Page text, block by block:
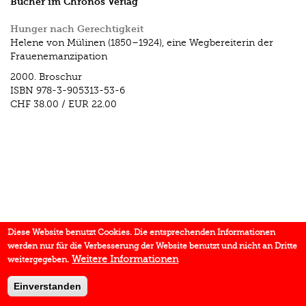
Hunger nach Gerechtigkeit
Helene von Mülinen (1850–1924), eine Wegbereiterin der
Frauenemanzipation
2000. Broschur
ISBN 978-3-905313-53-6
CHF 38.00 / EUR 22.00
Diese Website benutzt Cookies. Die entsprechenden Informationen
werden nur für die Verbesserung der Website benutzt und nicht an Dritte
weitergegeben. Weitere Informationen
Einverstanden